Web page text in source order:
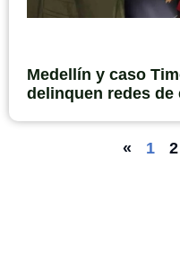
Medellín y caso
delinquen redes
« 1 2